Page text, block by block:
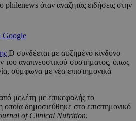
philenews όταν αναζητάς ειδήσεις στην
Google
D συνδέεται με αυξημένο κίνδυνο
του αναπνευστικού συστήματος, όπως
σύμφωνα με νέα επιστημονικά
μελέτη με επικεφαλής το
δημοσιεύθηκε στο επιστημονικό
of Clinical Nutrition.